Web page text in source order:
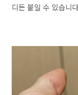
디든 붙일 수 있습니